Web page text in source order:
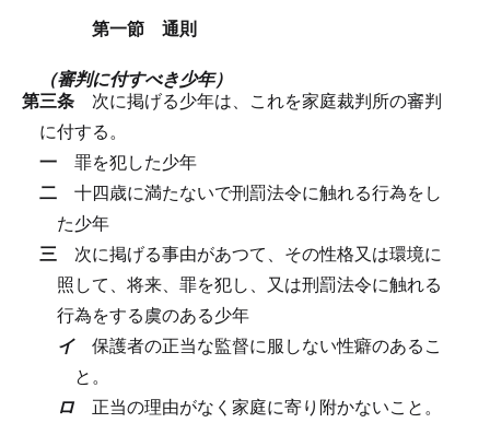
第一節 通則
（審判に付すべき少年）
第三条 次に掲げる少年は、これを家庭裁判所の審判
に付する。
一 罪を犯した少年
二 十四歳に満たないで刑罰法令に触れる行為をし
た少年
三 次に掲げる事由があつて、その性格又は環境に
照して、将来、罪を犯し、又は刑罰法令に触れる
行為をする虞のある少年
イ 保護者の正当な監督に服しない性癖のあるこ
と。
ロ 正当の理由がなく家庭に寄り附かないこと。